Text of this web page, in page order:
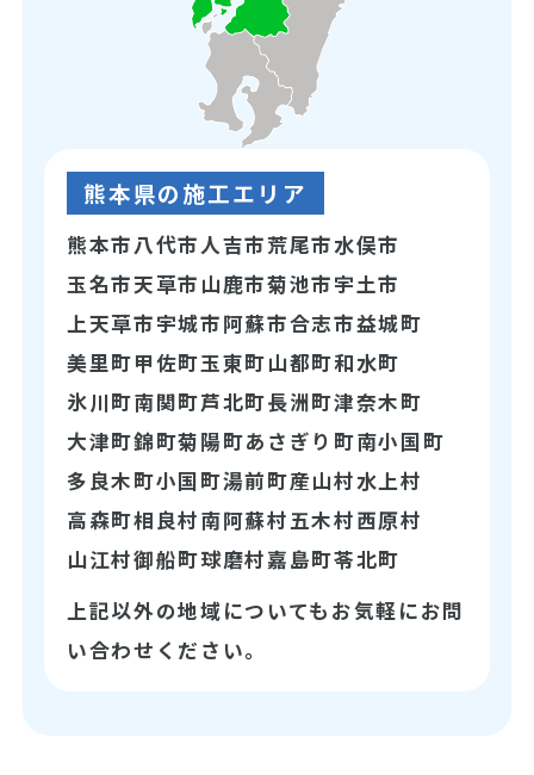
熊本県の施工エリア
熊本市八代市人吉市荒尾市水俣市
玉名市天草市 山鹿市菊池市宇土市
上天草市宇城市阿蘇市合志市益城町
美里町甲佐町玉東町山都町和水町
氷川町南関町芦北町長洲町津奈木町
大津町錦町菊陽町あさぎり町南小国町
多良木町小国町湯前町産山村水上村
高森町相良村南阿蘇村五木村西原村
山江村御船町球磨村嘉島町苓北町
上記以外の地域についてもお気軽にお問
い合わせください。